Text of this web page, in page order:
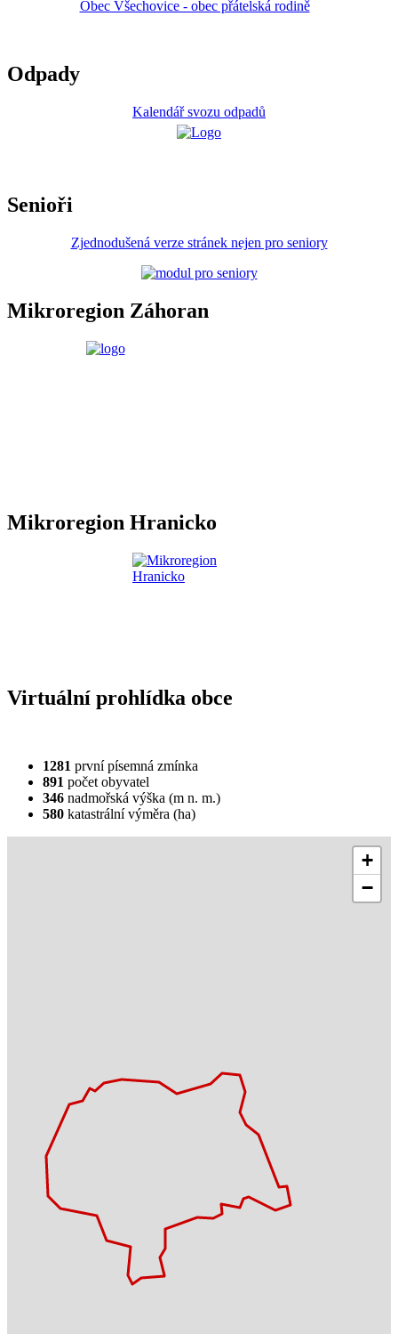
Obec Všechovice - obec přátelská rodině
Odpady
Kalendář svozu odpadů
Senioři
Zjednodušená verze stránek nejen pro seniory
Mikroregion Záhoran
Mikroregion Hranicko
Virtuální prohlídka obce
1281 první písemná zmínka
891 počet obyvatel
346 nadmořská výška (m n. m.)
580 katastrální výměra (ha)
+
−